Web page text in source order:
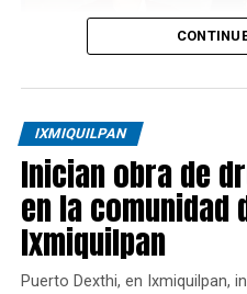
IXMIQUILPAN
Inician obra de
en la comunidad
Ixmiquilpan
Puerto Dexthi, en Ixmiquilpan,